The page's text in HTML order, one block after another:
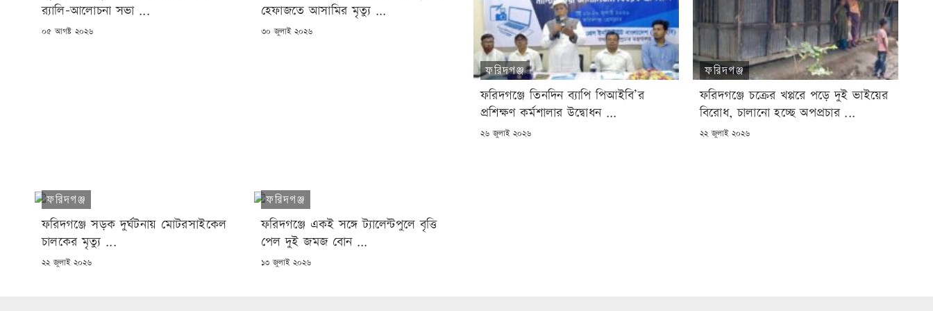
র‍্যালি-আলোচনা সভা ...
POSTED
০৫ আগষ্ট ২০২৬
হেফাজতে আসামির মৃত্যু ...
POSTED
৩০ জুলাই ২০২৬
ফরিদগঞ্জ
ফরিদগঞ্জে তিনদিন ব্যাপি পিআইবি’র
প্রশিক্ষণ কর্মশালার উদ্বোধন ...
POSTED
২৬ জুলাই ২০২৬
ফরিদগঞ্জ
ফরিদগঞ্জে চক্রের খপ্পরে পড়ে দুই ভাইয়ের
বিরোধ, চালানো হচ্ছে অপপ্রচার ...
POSTED
২২ জুলাই ২০২৬
ফরিদগঞ্জ
ফরিদগঞ্জে সড়ক দুর্ঘটনায় মোটরসাইকেল
চালকের মৃত্যু ...
POSTED
২২ জুলাই ২০২৬
ফরিদগঞ্জ
ফরিদগঞ্জে একই সঙ্গে ট্যালেন্টপুলে বৃত্তি
পেল দুই জমজ বোন ...
POSTED
১৩ জুলাই ২০২৬